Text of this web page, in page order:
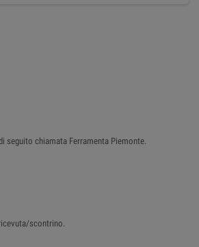
seguito chiamata Ferramenta Piemonte.
scontrino.